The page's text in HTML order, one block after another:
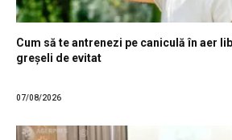
Cum să te antrenezi pe caniculă în aer
greșeli de evitat
07/08/2026